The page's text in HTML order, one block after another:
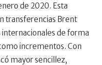
de 2020. Esta
transferencias Brent
de forma
incrementos. Con
mayor sencillez,